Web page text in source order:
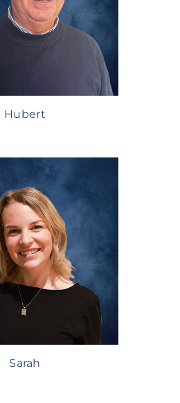
Hubert
Sarah